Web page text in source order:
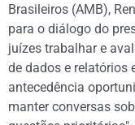
Brasileiros (AMB),
para o diálogo do
juízes trabalhar e
de dados e relatórios
antecedência
manter conversas